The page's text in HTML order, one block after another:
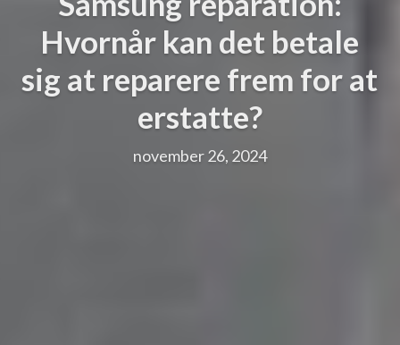
Hvornår kan det betale
sig at reparere frem for at
erstatte?
november 26, 2024